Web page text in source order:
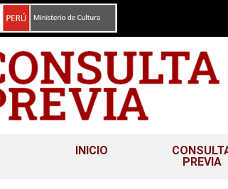
Navegación
INICIO
PREVIA